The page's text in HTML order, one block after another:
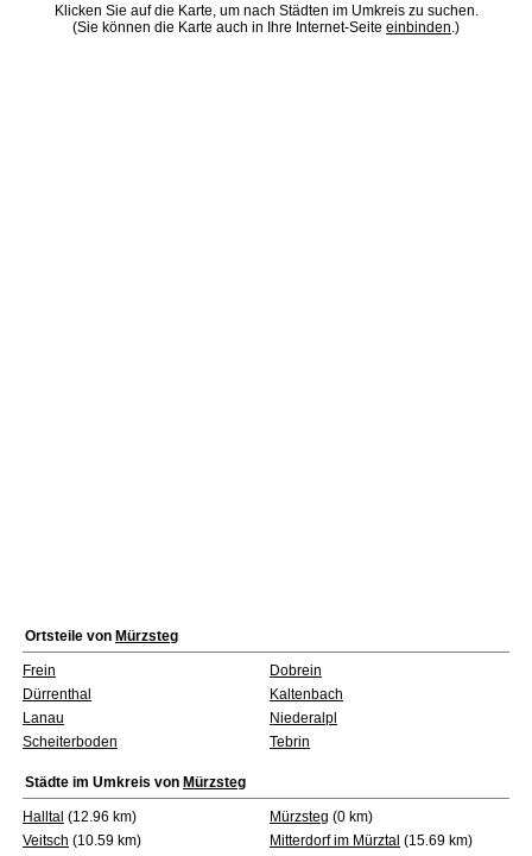
Klicken Sie auf die Karte, um nach Städten im Umkreis zu suchen.
(Sie können die Karte auch in Ihre Internet-Seite einbinden.)
Ortsteile von Mürzsteg
Frein
Dobrein
Dürrenthal
Kaltenbach
Lanau
Niederalpl
Scheiterboden
Tebrin
Städte im Umkreis von Mürzsteg
Halltal (12.96 km) Mürzsteg (0 km)
Veitsch (10.59 km) Mitterdorf im Mürztal (15.69 km)